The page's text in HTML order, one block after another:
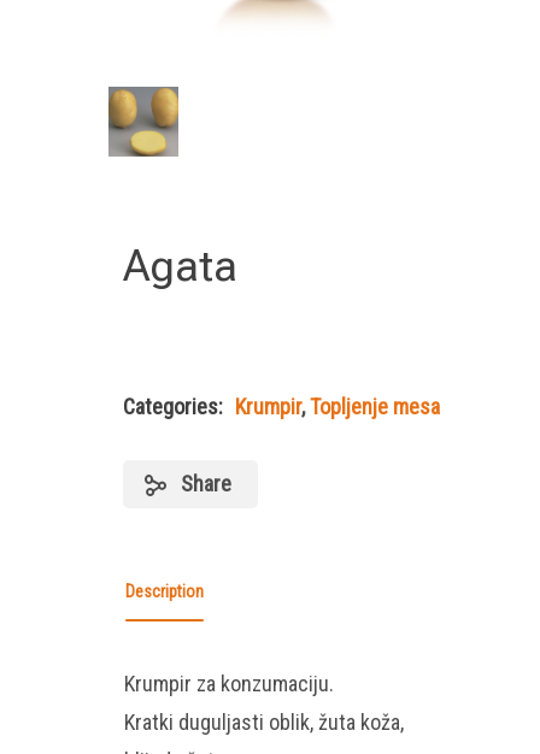
Agata
Categories: Krumpir,Topljenje mesa
Share
Description
Krumpir za konzumaciju.
Kratki duguljasti oblik, žuta koža,